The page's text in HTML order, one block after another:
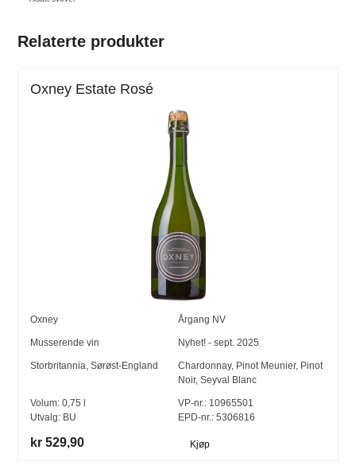
Relaterte produkter
Oxney Estate Rosé
Oxney Årgang NV
Musserende vin Nyhet! - sept. 2025
Storbritannia,Sørøst-England Chardonnay, Pinot Meunier, Pinot
Noir, Seyval Blanc
Volum:0,75
Utvalg: BU
VP-nr.: 10965501
EPD-nr.: 5306816
kr 529,90 Kjøp